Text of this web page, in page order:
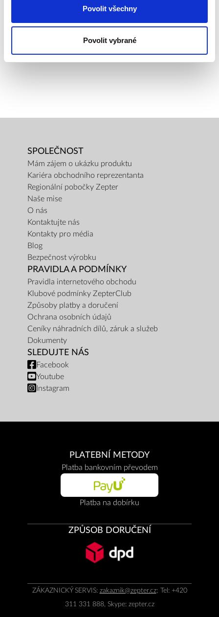
Povolit všechny
Povolit vybrané
HMOSTNOST PRODUKTU
SPOLEČNOST
Mám zájem o ukázku produktu
Kariéra obchodního reprezentanta
Regionální pobočky Zepter
Naše mise
O nás
Kontaktujte nás
Kontakty pro média
Blog
Bezpečnost výrobku
PRAVIDLA A PODMÍNKY
Pravidla internetového obchodu
Klubové podmínky ZepterClub
Způsoby platby a doručení
Ochrana osobních údajů
Ceníky náhradních dílů, záruk a služeb
Dokumenty
SLEDUJTE NÁS
Facebook
Youtube
Instagram
PLATEBNÍ METODY
Platba bankovním převodem
Platba na dobírku
ZPŮSOB DORUČENÍ
ZÁKAZNICKÝ SERVIS: zakaznik@zepter.cz; Tel: +420
311 331 888, Skype: zepter.cz